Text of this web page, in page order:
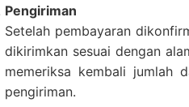
Pengiriman
Setelah pembayaran
dikirimkan sesuai dengan
memeriksa kembali jumlah
pengiriman.